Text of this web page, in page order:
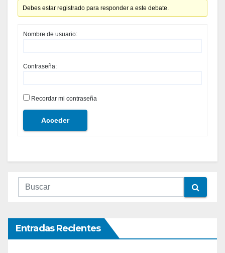
Debes estar registrado para responder a este debate.
Nombre de usuario:
Contraseña:
Recordar mi contraseña
Acceder
Entradas Recientes